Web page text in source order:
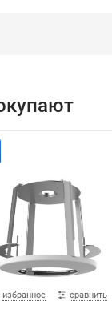
избранное сравнить